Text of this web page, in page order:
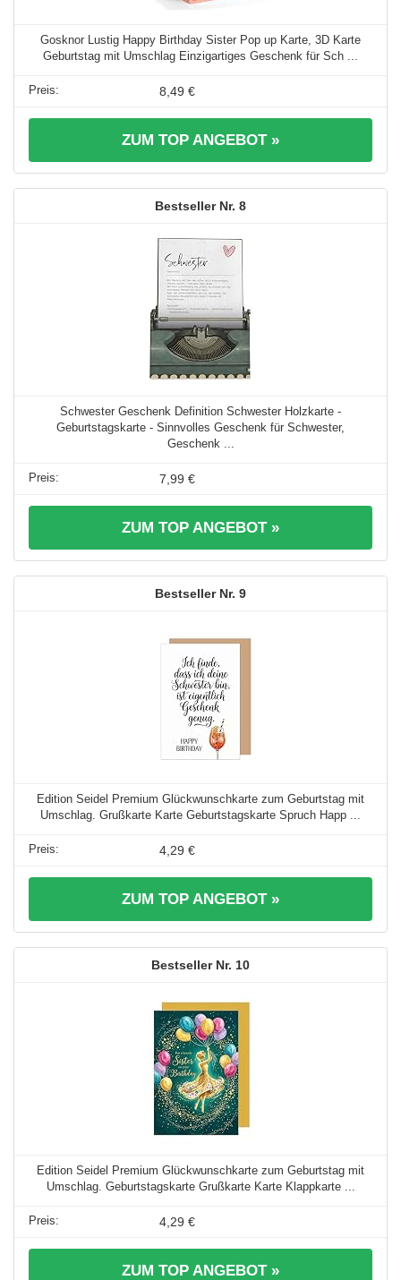
Gosknor Lustig Happy Birthday Sister Pop up Karte, 3D Karte
Geburtstag mit Umschlag Einzigartiges Geschenk für Sch ...
8,49 €
ZUM TOP ANGEBOT »
8
Schwester Geschenk Definition Schwester Holzkarte -
Geburtstagskarte - Sinnvolles Geschenk für Schwester,
Geschenk ...
7,99 €
ZUM TOP ANGEBOT »
9
Edition Seidel Premium Glückwunschkarte zum Geburtstag mit
Umschlag. Grußkarte Karte Geburtstagskarte Spruch Happ ...
4,29 €
ZUM TOP ANGEBOT »
10
Edition Seidel Premium Glückwunschkarte zum Geburtstag mit
Umschlag. Geburtstagskarte Grußkarte Karte Klappkarte ...
4,29 €
ZUM TOP ANGEBOT »